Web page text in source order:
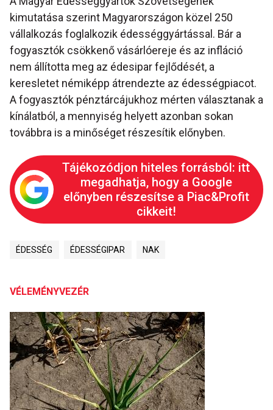
kimutatása szerint Magyarországon közel 250
vállalkozás foglalkozik édességgyártással. Bár a
fogyasztók csökkenő vásárlóereje és az infláció
nem állította meg az édesipar fejlődését, a
keresletet némiképp átrendezte az édességpiacot.
A fogyasztók pénztárcájukhoz mérten választanak a
kínálatból, a mennyiség helyett azonban sokan
továbbra is a minőséget részesítik előnyben.
Tájékozódjon hiteles forrásból: itt
megadhatja, hogy a Google
előnyben részesítse a Piac&Profit
cikkeit!
ÉDESSÉG ÉDESSÉGIPAR NAK
VÉLEMÉNYVEZÉR